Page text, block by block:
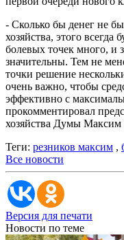
- Сколько бы денег не
хозяйства, этого всегда
болевых точек много, и
значительны. Тем не
точки решение
очень важно, чтобы
эффективно с
прокомментировал
хозяйства Думы Максим
Теги: резников максим ,
Все новости
Версия для печати
Новости по теме